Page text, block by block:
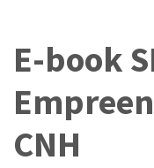
E-book
CNH